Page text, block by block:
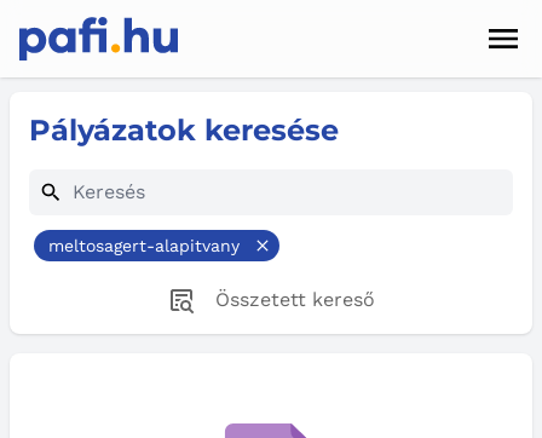
Sötét mód
Pályázatok keresése
meltosagert-alapitvany
Összetett kereső